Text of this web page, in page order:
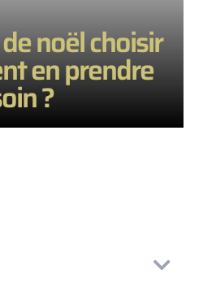
noël choisir
en prendre
?